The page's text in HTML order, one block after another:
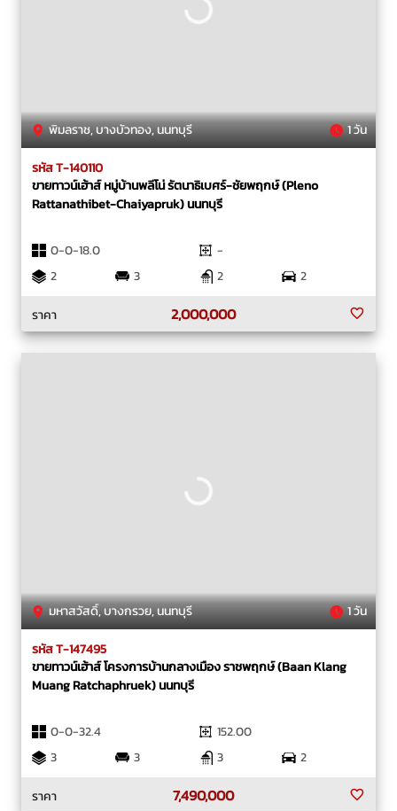
พิมลราช, บางบัวทอง, นนทบุรี 1 วัน
รหัส T-140110
ขายทาวน์เฮ้าส์ หมู่บ้านพลีโน่ รัตนาธิเบศร์-ชัยพฤกษ์ (Pleno
Rattanathibet-Chaiyapruk) นนทบุรี
0-0-18.0
-
2
3 2
2
ราคา
2,000,000
มหาสวัสดิ์, บางกรวย, นนทบุรี 1 วัน
รหัส T-147495
ขายทาวน์เฮ้าส์ โครงการบ้านกลางเมือง ราชพฤกษ์ (Baan Klang
Muang Ratchaphruek) นนทบุรี
0-0-32.4
152.00
3
3 3
2
ราคา
7,490,000